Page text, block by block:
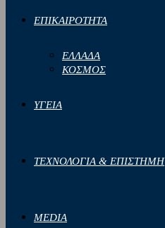
ΕΠΙΚΑΙΡΟΤΗΤΑ
ΕΛΛΑΔΑ
ΚΟΣΜΟΣ
ΥΓΕΙΑ
ΤΕΧΝΟΛΟΓΙΑ & ΕΠΙΣΤΗΜΗ
MEDIA